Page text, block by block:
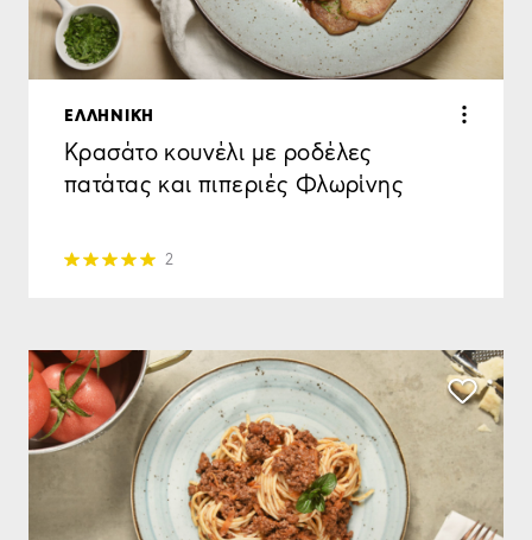
ΕΛΛΗΝΙΚΗ
Κρασάτο κουνέλι με ροδέλες
πατάτας και πιπεριές Φλωρίνης
2